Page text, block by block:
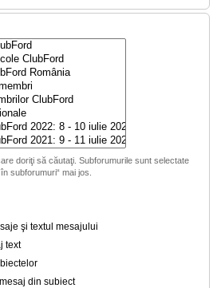
doriţi să căutaţi. Subforumurile sunt selectate
subforumuri“ mai jos.
şi textul mesajului
text
din subiect